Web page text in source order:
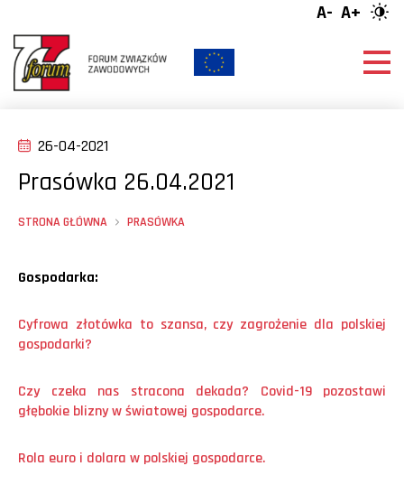
A- A+
26-04-2021
Prasówka 26.04.2021
STRONA GŁÓWNA PRASÓWKA
Gospodarka:
Cyfrowa złotówka to szansa, czy zagrożenie dla polskiej
gospodarki?
Czy czeka nas stracona dekada? Covid-19 pozostawi
głębokie blizny w światowej gospodarce.
Rola euro i dolara w polskiej gospodarce.